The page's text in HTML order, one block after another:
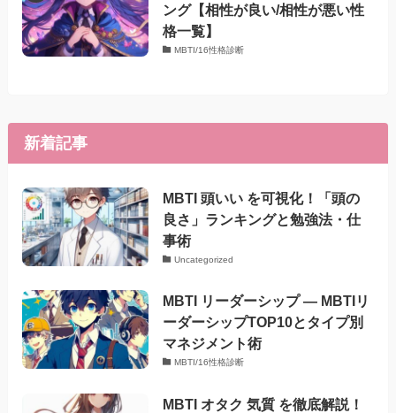
ング【相性が良い/相性が悪い性
格一覧】
MBTI/16性格診断
新着記事
MBTI 頭いい を可視化！「頭の
良さ」ランキングと勉強法・仕
事術
Uncategorized
MBTI リーダーシップ — MBTIリ
ーダーシップTOP10とタイプ別
マネジメント術
MBTI/16性格診断
MBTI オタク 気質 を徹底解説！